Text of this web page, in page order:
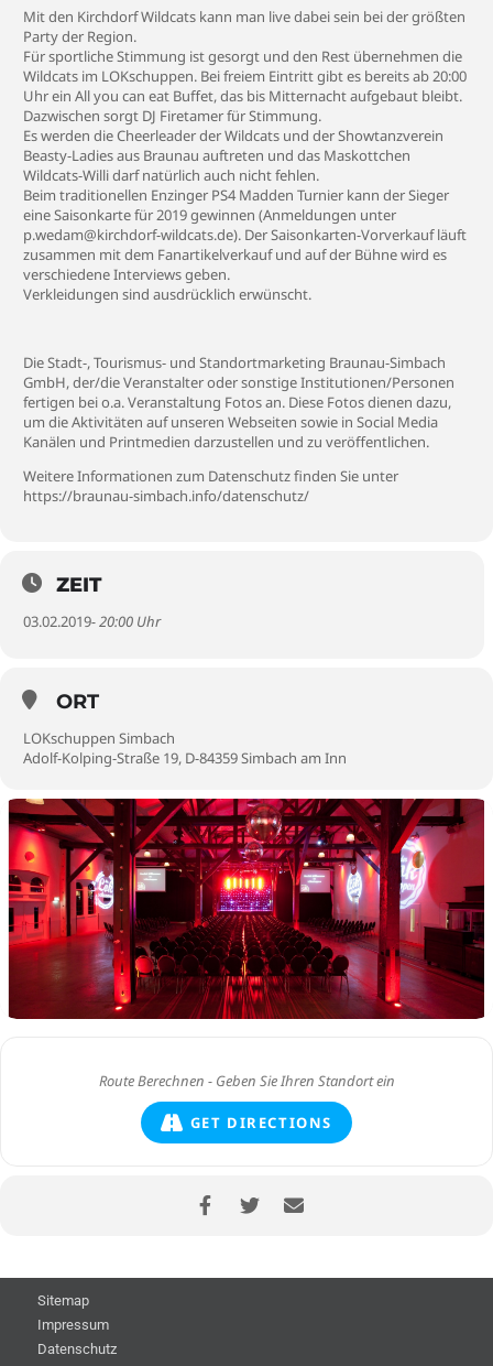
Mit den Kirchdorf Wildcats kann man live dabei sein bei der größten
Party der Region.
Für sportliche Stimmung ist gesorgt und den Rest übernehmen die
Wildcats im LOKschuppen. Bei freiem Eintritt gibt es bereits ab 20:00
Uhr ein All you can eat Buffet, das bis Mitternacht aufgebaut bleibt.
Dazwischen sorgt DJ Firetamer für Stimmung.
Es werden die Cheerleader der Wildcats und der Showtanzverein
Beasty-Ladies aus Braunau auftreten und das Maskottchen
Wildcats-Willi darf natürlich auch nicht fehlen.
Beim traditionellen Enzinger PS4 Madden Turnier kann der Sieger
eine Saisonkarte für 2019 gewinnen (Anmeldungen unter
p.wedam@kirchdorf-wildcats.de). Der Saisonkarten-Vorverkauf läuft
zusammen mit dem Fanartikelverkauf und auf der Bühne wird es
verschiedene Interviews geben.
Verkleidungen sind ausdrücklich erwünscht.
Die Stadt-, Tourismus- und Standortmarketing Braunau-Simbach
GmbH, der/die Veranstalter oder sonstige Institutionen/Personen
fertigen bei o.a. Veranstaltung Fotos an. Diese Fotos dienen dazu,
um die Aktivitäten auf unseren Webseiten sowie in Social Media
Kanälen und Printmedien darzustellen und zu veröffentlichen.
Weitere Informationen zum Datenschutz finden Sie unter
https://braunau-simbach.info/datenschutz/
ZEIT
03.02.2019- 20:00 Uhr
ORT
LOKschuppen Simbach
Adolf-Kolping-Straße 19, D-84359 Simbach am Inn
GET DIRECTIONS
Sitemap
Impressum
Datenschutz